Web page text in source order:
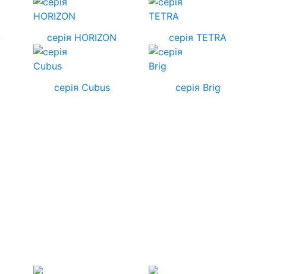
cерія HORIZON серія TETRA
серія Cubus серія Brig